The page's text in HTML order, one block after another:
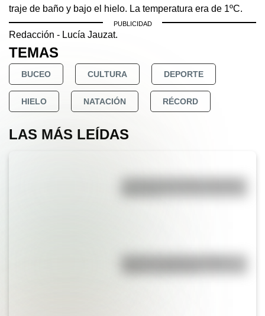
traje de baño y bajo el hielo. La temperatura era de 1ºC.
Redacción - Lucía Jauzat.
TEMAS
BUCEO CULTURA DEPORTE
HIELO NATACIÓN RÉCORD
LAS MÁS LEÍDAS
Bandera de Bolivia: historia,